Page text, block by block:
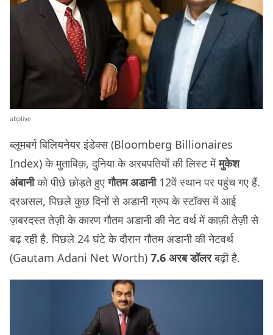
abplive
ब्लूमबर्ग बिलियनेयर इंडेक्स (Bloomberg Billionaires
Index) के मुताबिक़, दुनिया के अरबपतियों की लिस्ट मेंमुकेश
अंबानीको पीछे छोड़ते हुएगौतम अडानी12वें स्थान पर पहुंच गए हैं.
दरअसल, पिछले कुछ दिनों से अडानी ग्रुप के स्टॉक्स में आई
ज़बरदस्त तेज़ी के कारण गौतम अडानी की नेट वर्थ में काफ़ी तेज़ी से
बढ़ रही है. पिछले 24 घंटे के दौरान गौतम अडानी की नेटवर्थ
(Gautam Adani Net Worth) 7.6 अरब डॉलरबढ़ी है.